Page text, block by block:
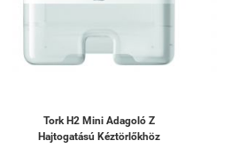
Tork H2 Mini Adagoló Z
Hajtogatású Kéztörlőkhöz